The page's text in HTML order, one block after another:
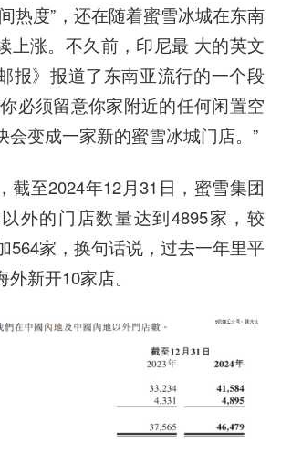
热度”，还在随着蜜雪冰城在东南
上涨。不久前，印尼最 大的英文
报》报道了东南亚流行的一个段
必须留意你家附近的任何闲置空
会变成一家新的蜜雪冰城门店。”
截至2024年12月31日，蜜雪集团
外的门店数量达到4895家，较
564家，换句话说，过去一年里平
新开10家店。